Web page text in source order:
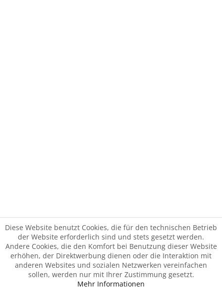
Diese Website benutzt Cookies, die für den technischen Betrieb
der Website erforderlich sind und stets gesetzt werden.
Andere Cookies, die den Komfort bei Benutzung dieser Website
erhöhen, der Direktwerbung dienen oder die Interaktion mit
anderen Websites und sozialen Netzwerken vereinfachen
sollen, werden nur mit Ihrer Zustimmung gesetzt.
Mehr Informationen